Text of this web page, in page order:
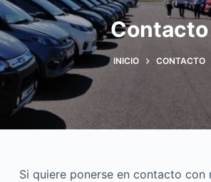
r
a
l
c
n
Contacto
INICIO CONTACTO
Si quiere ponerse en contacto con